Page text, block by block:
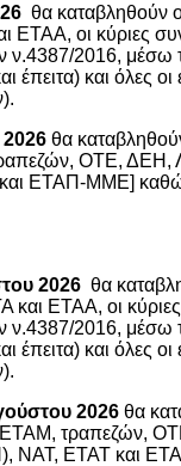
θα καταβληθούν
οι κύριες
ν.4387/2016,
και όλες οι
2026 θα
ΟΤΕ,
ΜΜΕ] καθώς
2026 θα
ΕΤΑΑ, οι
ν.4387/2016,
και όλες οι
2026 θα
ΕΤΑΜ,
ΕΤΑΤ και ΕΤΑΠ-